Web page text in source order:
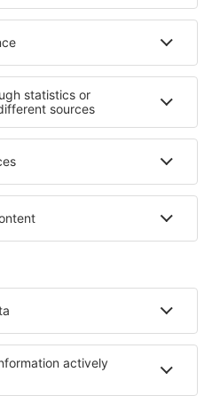
Unterkunft am Bodensee
in South Black Sea Coast
Unterkunft in Burgas Region